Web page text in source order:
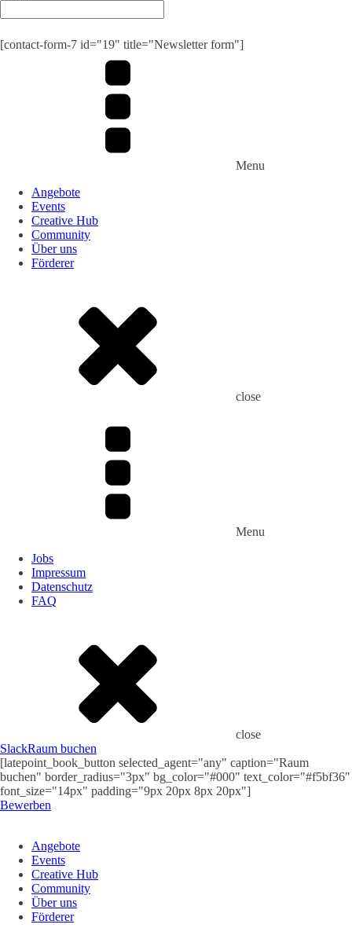
[contact-form-7 id="19" title="Newsletter form"]
Menu
Angebote
Events
Creative Hub
Community
Über uns
Förderer
close
Menu
Jobs
Impressum
Datenschutz
FAQ
close
SlackRaum buchen
[latepoint_book_button selected_agent="any" caption="Raum
buchen" border_radius="3px" bg_color="#000" text_color="#f5bf36"
font_size="14px" padding="9px 20px 8px 20px"]
Bewerben
Angebote
Events
Creative Hub
Community
Über uns
Förderer